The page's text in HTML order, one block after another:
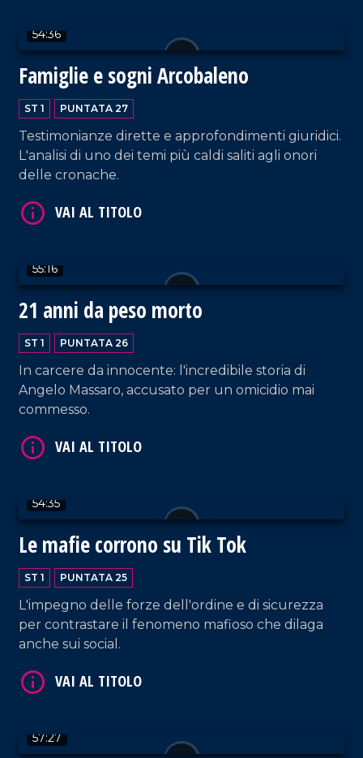
54:36
Famiglie e sogni Arcobaleno
ST 1 PUNTATA 27
Testimonianze dirette e approfondimenti giuridici.
L'analisi di uno dei temi più caldi saliti agli onori
delle cronache.
55:16
21 anni da peso morto
ST 1 PUNTATA 26
In carcere da innocente: l'incredibile storia di
Angelo Massaro, accusato per un omicidio mai
commesso.
VAI AL TITOLO
54:35
Le mafie corrono su Tik Tok
ST 1 PUNTATA 25
L'impegno delle forze dell'ordine e di sicurezza
per contrastare il fenomeno mafioso che dilaga
anche sui social.
VAI AL TITOLO
57:27